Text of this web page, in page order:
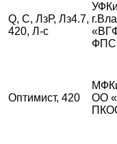
Q, С, ЛзР, Лз4.7,
420, Л-с
ФПС
Оптимист, 420
ОО